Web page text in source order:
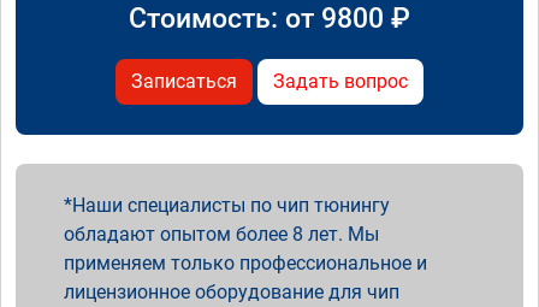
Стоимость: от 9800 ₽
Записаться Задать вопрос
Наши специалисты по чип тюнингу
обладают опытом более 8 лет. Мы
применяем только профессиональное и
лицензионное оборудование для чип